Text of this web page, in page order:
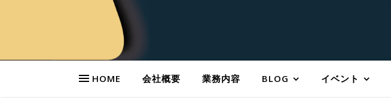
HOME 会社概要 業務内容 BLOG イベント